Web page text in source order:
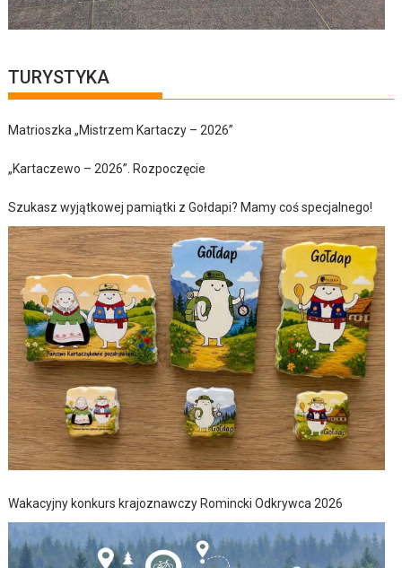
TURYSTYKA
Matrioszka „Mistrzem Kartaczy – 2026”
„Kartaczewo – 2026”. Rozpoczęcie
Szukasz wyjątkowej pamiątki z Gołdapi? Mamy coś specjalnego!
Wakacyjny konkurs krajoznawczy Romincki Odkrywca 2026